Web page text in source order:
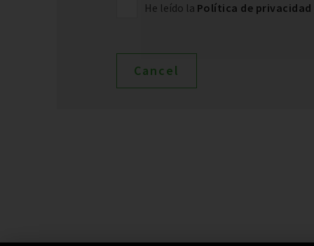
He leído la Política de privacidad